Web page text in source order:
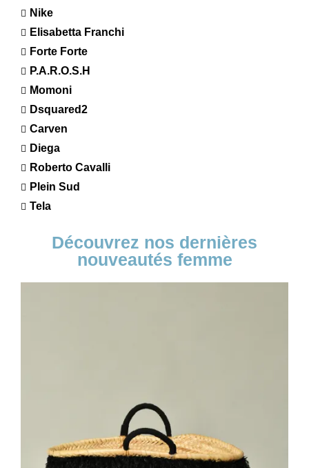
Nike
Elisabetta Franchi
Forte Forte
P.A.R.O.S.H
Momoni
Dsquared2
Carven
Diega
Roberto Cavalli
Plein Sud
Tela
Découvrez nos dernières
nouveautés femme